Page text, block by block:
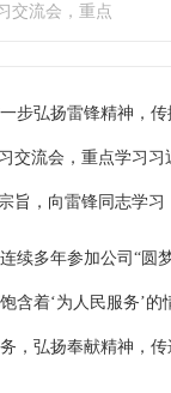
交流会，重点
步弘扬雷锋精神，传
交流会，重点学习
旨，向雷锋同志学习
续多年参加公司“圆
含着‘为人民服务’
，弘扬奉献精神，传